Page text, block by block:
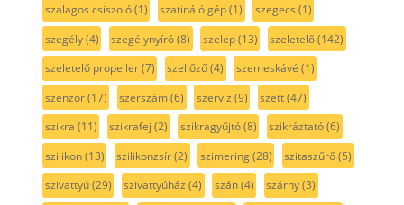
szalagos csiszoló(1) szatináló gép(1) szegecs (1)
szegély(4) szegélynyíró(8) szelep(13) szeletelő(142)
szeletelő propeller(7) szellőző(4) szemeskávé (1)
szenzor(17) szerszám(6) szervíz (9) szett(47)
szikra (11) szikrafej (2) szikragyűjtó(8) szikráztató(6)
szilikon(13) szilikonzsír(2) szimering(28) szitaszűrő(5)
szivattyú(29) szivattyúház (4) szán(4) szárny(3)